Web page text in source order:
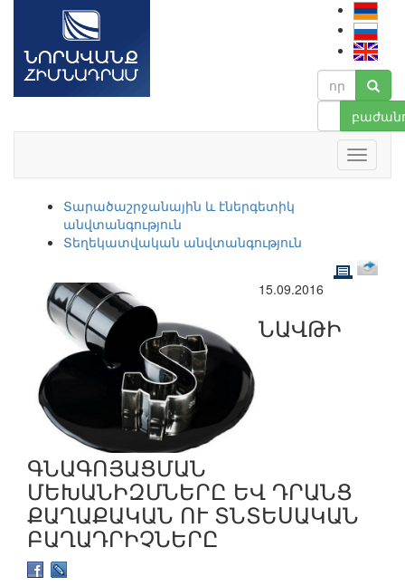
Տարածաշրջանային և էներգետիկ
անվտանգություն
Տեղեկատվական անվտանգություն
15.09.2016
ՆԱՎԹԻ
ԳՆԱԳՈՅԱՑՄԱՆ
ՄԵԽԱՆԻԶՄՆԵՐԸ ԵՎ ԴՐԱՆՑ
ՔԱՂԱՔԱԿԱՆ ՈՒ ՏՆՏԵՍԱԿԱՆ
ԲԱՂԱԴՐԻՉՆԵՐԸ